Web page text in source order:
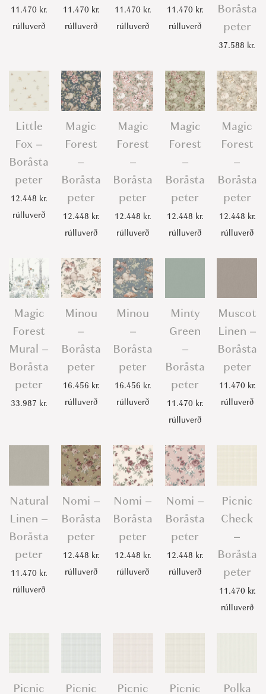
11.470 kr.
rúlluverð
11.470 kr.
rúlluverð
11.470 kr.
rúlluverð
11.470 kr.
rúlluverð
Boråsta
peter
37.588 kr.
Little
Fox –
Boråsta
peter
12.448 kr.
rúlluverð
Magic
Forest
–
Boråsta
peter
12.448 kr.
rúlluverð
Magic
Forest
–
Boråsta
peter
12.448 kr.
rúlluverð
Magic
Forest
–
Boråsta
peter
12.448 kr.
rúlluverð
Magic
Forest
–
Boråsta
peter
12.448 kr.
rúlluverð
Magic
Forest
Mural –
Boråsta
peter
33.987 kr.
Minou
–
Boråsta
peter
16.456 kr.
rúlluverð
Minou
–
Boråsta
peter
16.456 kr.
rúlluverð
Minty
Green
–
Boråsta
peter
11.470 kr.
rúlluverð
Muscot
Linen –
Boråsta
peter
11.470 kr.
rúlluverð
Natural
Linen –
Boråsta
peter
11.470 kr.
rúlluverð
Nomi –
Boråsta
peter
12.448 kr.
rúlluverð
Nomi –
Boråsta
peter
12.448 kr.
rúlluverð
Nomi –
Boråsta
peter
12.448 kr.
rúlluverð
Picnic
Check
–
Boråsta
peter
11.470 kr.
rúlluverð
Picnic Picnic Picnic Picnic Polka